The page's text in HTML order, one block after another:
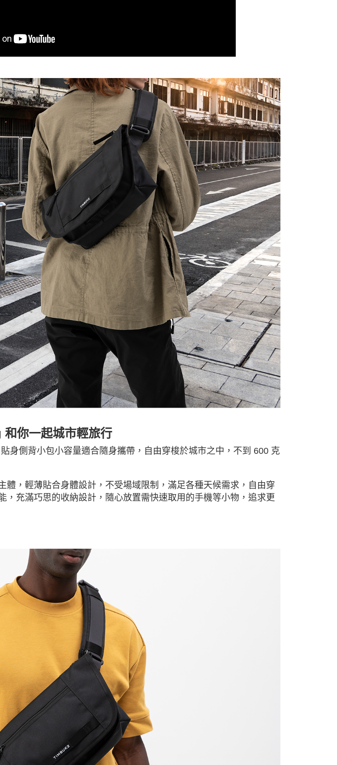
你一起城市輕旅行
身側背小包小容量適合隨身攜帶，自由穿梭於城市之中，不到 600 克
體，輕薄貼合身體設計，不受場域限制，滿足各種天候需求，自由穿
，充滿巧思的收納設計，隨心放置需快速取用的手機等小物，追求更